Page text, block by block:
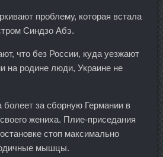
проблему, которая встала
Синдзо Абэ.
что без России, куда уезжают
на родине люди, Украине не
за сборную Германии в
жениха. Плие-приседания
стоп максимально
мышцы.